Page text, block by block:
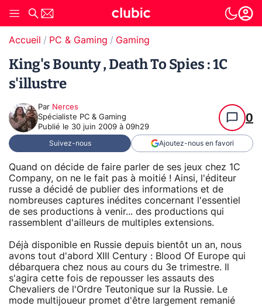
Accueil PC & Gaming Gaming
King's Bounty , Death To Spies : 1C
s'illustre
Par Nerces
Spécialiste PC & Gaming
Publié le 30 juin 2009 à 09h29
0
Suivez-nous Ajoutez-nous en favori
Quand on décide de faire parler de ses jeux chez 1C
Company, on ne le fait pas à moitié ! Ainsi, l'éditeur
russe a décidé de publier des informations et de
nombreuses captures inédites concernant l'essentiel
de ses productions à venir... des productions qui
rassemblent d'ailleurs de multiples extensions.
Déjà disponible en Russie depuis bientôt un an, nous
avons tout d'abord XIII Century : Blood Of Europe qui
débarquera chez nous au cours du 3e trimestre. Il
s'agira cette fois de repousser les assauts des
Chevaliers de l'Ordre Teutonique sur la Russie. Le
mode multijoueur promet d'être largement remanié